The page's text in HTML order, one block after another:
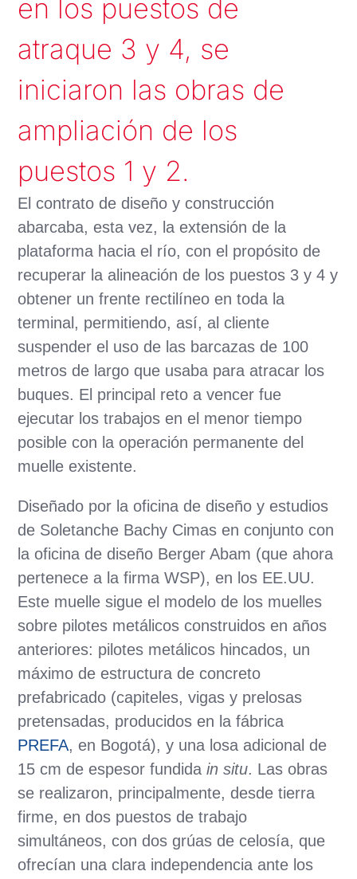
en los puestos de
atraque 3 y 4, se
iniciaron las obras de
ampliación de los
puestos 1 y 2.
El contrato de diseño y construcción
abarcaba, esta vez, la extensión de la
plataforma hacia el río, con el propósito de
recuperar la alineación de los puestos 3 y 4 y
obtener un frente rectilíneo en toda la
terminal, permitiendo, así, al cliente
suspender el uso de las barcazas de 100
metros de largo que usaba para atracar los
buques. El principal reto a vencer fue
ejecutar los trabajos en el menor tiempo
posible con la operación permanente del
muelle existente.
Diseñado por la oficina de diseño y estudios
de Soletanche Bachy Cimas en conjunto con
la oficina de diseño Berger Abam (que ahora
pertenece a la firma WSP), en los EE.UU.
Este muelle sigue el modelo de los muelles
sobre pilotes metálicos construidos en años
anteriores: pilotes metálicos hincados, un
máximo de estructura de concreto
prefabricado (capiteles, vigas y prelosas
pretensadas, producidos en la fábrica
PREFA, en Bogotá), y una losa adicional de
15 cm de espesor fundidain situ. Las obras
se realizaron, principalmente, desde tierra
firme, en dos puestos de trabajo
simultáneos, con dos grúas de celosía, que
ofrecían una clara independencia ante los